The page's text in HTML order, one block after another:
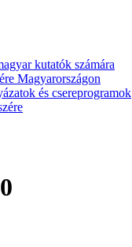
kutatók számára
Magyarországon
és csereprogramok